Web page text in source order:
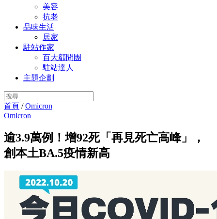
美容
抗老
品味生活
居家
駐站作家
百大顧問團
駐站達人
主題企劃
首頁 /Omicron
Omicron
逾3.9萬例！增92死「再見死亡高峰」，
創本土BA.5疫情新高